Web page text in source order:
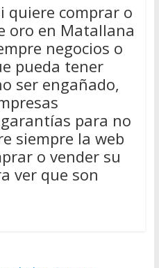
quiere comprar o
oro en Matallana
negocios o
pueda tener
ser engañado,
para no
siempre la web
o vender su
ver que son